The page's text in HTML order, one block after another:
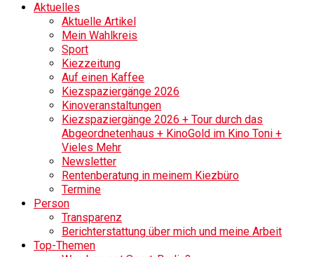
Aktuelles
Aktuelle Artikel
Mein Wahlkreis
Sport
Kiezzeitung
Auf einen Kaffee
Kiezspaziergänge 2026
Kinoveranstaltungen
Kiezspaziergänge 2026 + Tour durch das
Abgeordnetenhaus + KinoGold im Kino Toni +
Vieles Mehr
Newsletter
Rentenberatung in meinem Kiezbüro
Termine
Person
Transparenz
Berichterstattung über mich und meine Arbeit
Top-Themen